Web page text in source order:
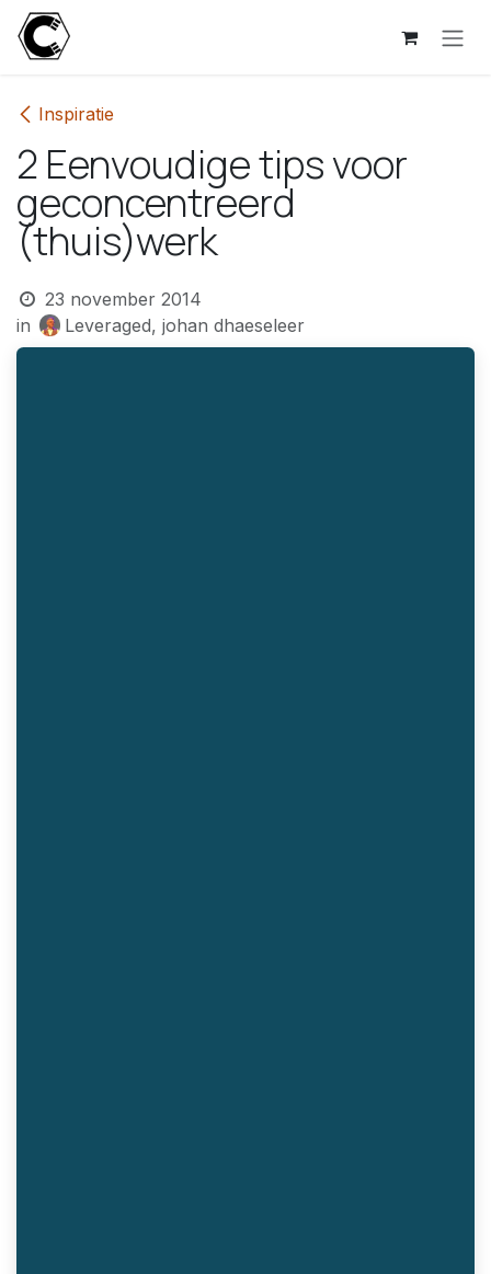
Overslaan naar inhoud
Inspiratie
2 Eenvoudige tips voor
geconcentreerd
(thuis)werk
23 november 2014
in
Leveraged, johan dhaeseleer